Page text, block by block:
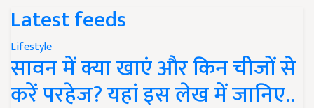
Latest feeds
Lifestyle
सावन में क्या खाएं और किन चीजों से
करें परहेज? यहां इस लेख में जानिए..